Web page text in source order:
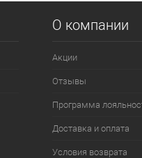
О компании
Акции
Отзывы
Программа
Доставка и оплата
Условия возврата